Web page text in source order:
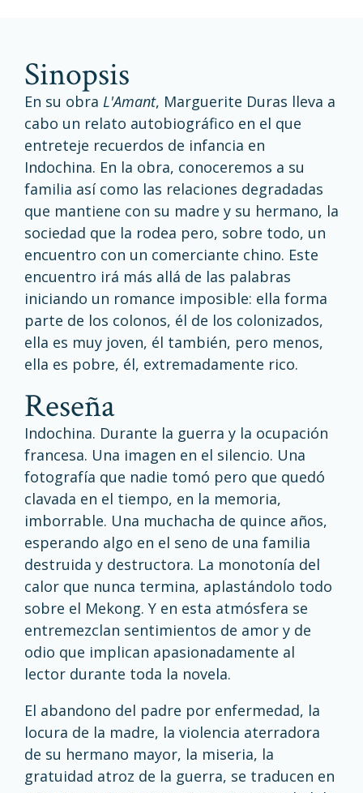
sinopsis
En su obra L'Amant, Marguerite Duras lleva a
cabo un relato autobiográfico en el que
entreteje recuerdos de infancia en
Indochina. En la obra, conoceremos a su
familia así como las relaciones degradadas
que mantiene con su madre y su hermano, la
sociedad que la rodea pero, sobre todo, un
encuentro con un comerciante chino. Este
encuentro irá más allá de las palabras
iniciando un romance imposible: ella forma
parte de los colonos, él de los colonizados,
ella es muy joven, él también, pero menos,
ella es pobre, él, extremadamente rico.
reseña
Indochina. Durante la guerra y la ocupación
francesa. Una imagen en el silencio. Una
fotografía que nadie tomó pero que quedó
clavada en el tiempo, en la memoria,
imborrable. Una muchacha de quince años,
esperando algo en el seno de una familia
destruida y destructora. La monotonía del
calor que nunca termina, aplastándolo todo
sobre el Mekong. Y en esta atmósfera se
entremezclan sentimientos de amor y de
odio que implican apasionadamente al
lector durante toda la novela.
El abandono del padre por enfermedad, la
locura de la madre, la violencia aterradora
de su hermano mayor, la miseria, la
gratuidad atroz de la guerra, se traducen en